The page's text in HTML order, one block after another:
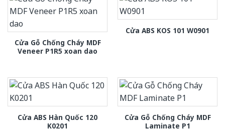
Cửa Gỗ Chống Cháy MDF
Veneer P1R5 xoan dao
Cửa ABS KOS 101 W0901
Cửa ABS Hàn Quốc 120
K0201
Cửa Gỗ Chống Cháy MDF
Laminate P1